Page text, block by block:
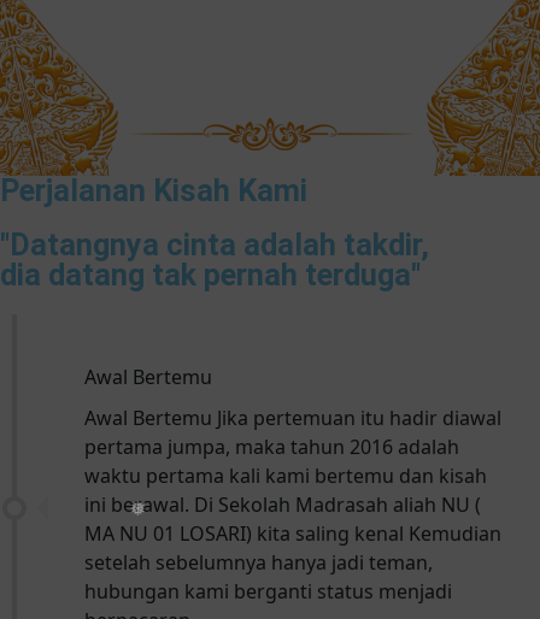
Perjalanan Kisah Kami
"Datangnya cinta adalah takdir,
dia datang tak pernah terduga"
Awal Bertemu
Awal Bertemu Jika pertemuan itu hadir diawal
pertama jumpa, maka tahun 2016 adalah
waktu pertama kali kami bertemu dan kisah
ini berawal. Di Sekolah Madrasah aliah NU (
MA NU 01 LOSARI) kita saling kenal Kemudian
setelah sebelumnya hanya jadi teman,
hubungan kami berganti status menjadi